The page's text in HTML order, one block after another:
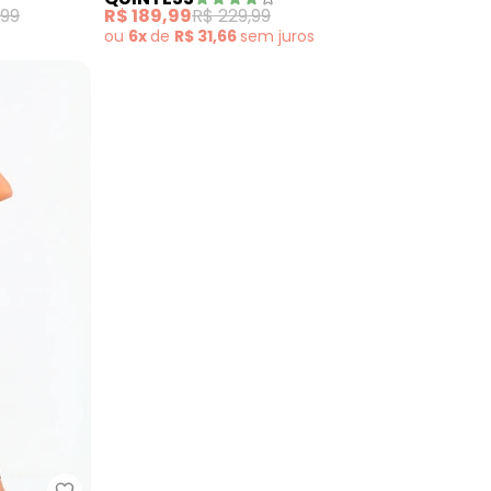
R$ 189,99R$ 229,99
ou 6xde R$ 31,66sem juros